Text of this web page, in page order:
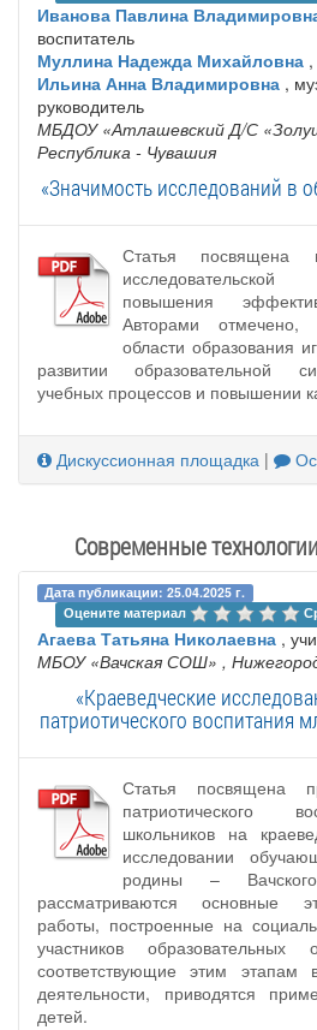
Иванова Павлина
воспитатель
Муллина Надежда Михайловна
Ильина Анна Владимировна ,
руководитель
МБДОУ «Атлашевский Д/С
Республика - Чувашия
«Значимость исследований в
Статья посвящена
повышения
Авторами
области образования
развитии образовательной
учебных процессов и повышении
Дискуссионная площадка |
Современные
Дата публикации: 25.04.2025 г.
Оцените материал
Агаева Татьяна Николаевна ,
МБОУ «Вачская СОШ» ,
«Краеведческие
патриотического воспитания
Статья посвящена
патриотического
школьников на
исследовании
родины –
рассматриваются основные
работы, построенные на
участников образовательных
соответствующие этим этапам
деятельности, приводятся
детей.